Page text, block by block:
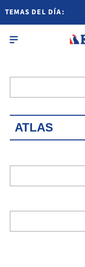
TEMAS DEL DÍA:
ATLAS